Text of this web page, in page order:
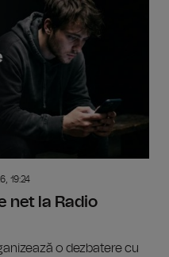
19:24
net la Radio
o dezbatere cu